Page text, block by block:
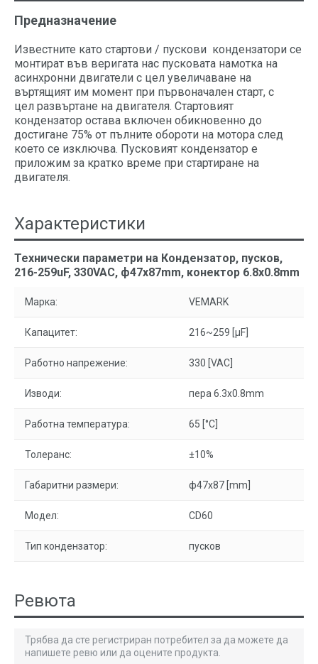
Предназначение
Известните като стартови / пускови кондензатори се
монтират във веригата нас пусковата намотка на
асинхронни двигатели с цел увеличаване на
въртящият им момент при първоначален старт, с
цел развъртане на двигателя. Стартовият
кондензатор остава включен обикновенно до
достигане 75% от пълните обороти на мотора след
което се изключва. Пусковият кондензатор е
приложим за кратко време при стартиране на
двигателя.
Характеристики
Технически параметри на Кондензатор, пусков,
216-259uF, 330VAC, ф47x87mm, конектор 6.8x0.8mm
Марка: VEMARK
Капацитет: 216~259 [µF]
Работно напрежение: 330 [VAC]
Изводи: пера 6.3x0.8mm
Работна температура: 65 [°C]
Толеранс: ±10%
Габаритни размери: ф47x87 [mm]
Модел: CD60
Тип кондензатор: пусков
Ревюта
Трябва да сте регистриран потребител за да можете да
напишете ревю или да оцените продукта.